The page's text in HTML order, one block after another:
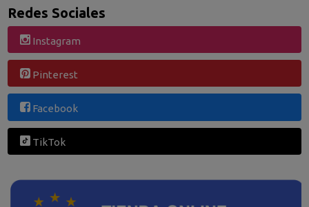
Redes Sociales
Instagram
Pinterest
Facebook
TikTok